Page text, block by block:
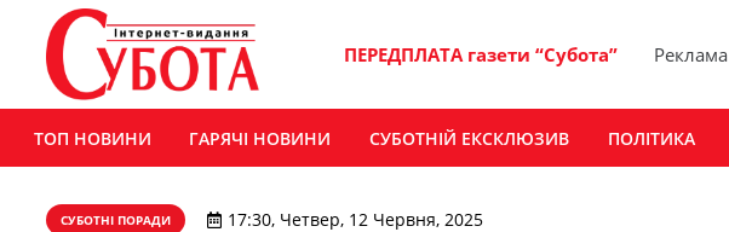
ПЕРЕДПЛАТА газети “Субота” Реклама
ТОП НОВИНИ ГАРЯЧІ НОВИНИ СУБОТНІЙ ЕКСКЛЮЗИВ ПОЛІТИКА
СУБОТНІ ПОРАДИ 17:30, Четвер, 12 Червня, 2025